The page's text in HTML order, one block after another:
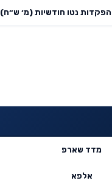
הפקדות נטו חודשיות (מ׳ ש״ח)
מדד שארפ
אלפא